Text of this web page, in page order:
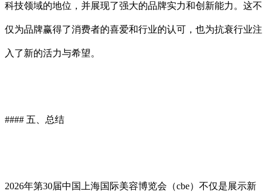
科技领域的地位，并展现了强大的品牌实力和创新能力。这不
仅为品牌赢得了消费者的喜爱和行业的认可，也为抗衰行业注
入了新的活力与希望。
#### 五、总结
2026年第30届中国上海国际美容博览会（cbe）不仅是展示新